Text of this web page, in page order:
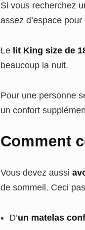
Si vous recherchez
assez d’espace
Le lit King size de
beaucoup la nuit.
Pour une personne
un confort
Comment
Vous devez aussi
de sommeil. Ceci
D’un matelas